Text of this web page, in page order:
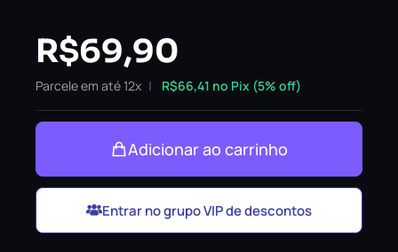
R$69,90
Parcele em até 12x R$66,41 no Pix (5% off)
Adicionar ao carrinho
Entrar no grupo VIP de descontos